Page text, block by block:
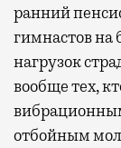
ранний
гимнастов на
нагрузок
вообще тех,
отбойным